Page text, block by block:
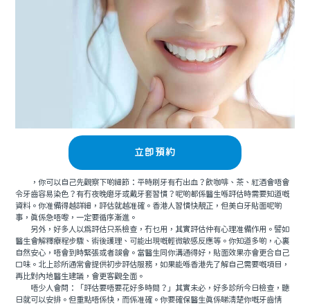
立即預約
，你可以自己先觀察下啲細節：平時刷牙有冇出血？飲咖啡、茶、紅酒會唔會
令牙齒容易染色？有冇夜晚磨牙或戴牙套習慣？呢啲都係醫生喺評估時需要知道嘅
資料。你准備得越詳細，評估就越准確。香港人習慣快靚正，但美白牙貼面呢啲
事，真係急唔嚟，一定要循序漸進。
另外，好多人以爲評估只系檢查，冇乜用，其實評估仲有心理准備作用。譬如
醫生會解釋療程步驟、術後護理、可能出現嘅輕微敏感反應等。你知道多啲，心裏
自然安心，唔會到時緊張或者誤會。當醫生同你溝通得好，貼面效果亦會更合自己
口味。北上診所通常會提供初步評估服務，如果能喺香港先了解自己需要嘅項目，
再比對內地醫生建議，會更客觀全面。
唔少人會問：「評估要唔要花好多時間？」其實未必，好多診所今日檢查，聽
日就可以安排。但重點唔係快，而係准確。你要確保醫生真係睇清楚你嘅牙齒情